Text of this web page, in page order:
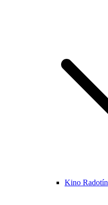
Kino Radotín